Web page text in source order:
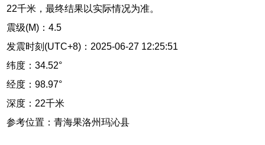
22千米，最终结果以实际情况为准。
震级(M)：4.5
发震时刻(UTC+8)：2025-06-27 12:25:51
纬度：34.52°
经度：98.97°
深度：22千米
参考位置：青海果洛州玛沁县